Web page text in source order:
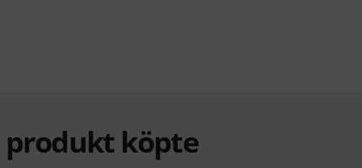
produkt köpte